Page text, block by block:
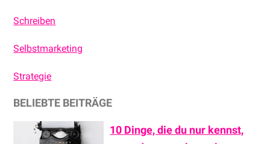
Schreiben
Selbstmarketing
Strategie
BELIEBTE BEITRÄGE
10 Dinge, die du nur kennst,